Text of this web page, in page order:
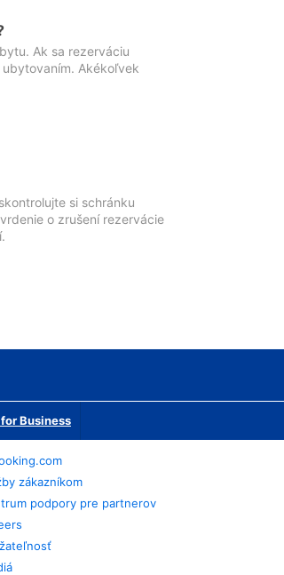
Ak sa rezerváciu
Akékoľvek
si schránku
o zrušení rezervácie
Business
zákazníkom
podpory pre partnerov